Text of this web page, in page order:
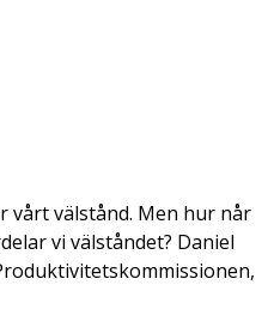
välstånd. Men hur når
vi välståndet? Daniel